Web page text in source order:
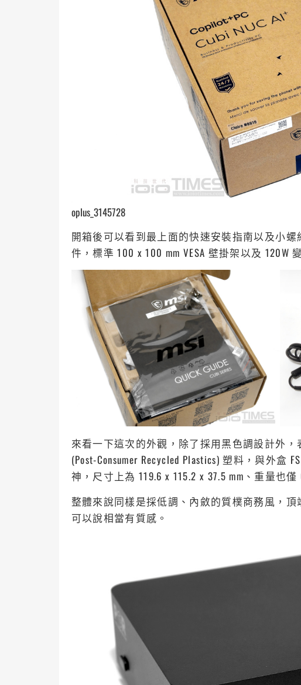
oplus_3145728
開箱後可以看到最上面的快速安裝指南以及小
件，標準 100 x 100 mm VESA 壁掛架以及 120W
來看一下這次的外觀，除了採用黑色調設計外，
(Post-Consumer Recycled Plastics) 塑料，與外盒
神，尺寸上為 119.6 x 115.2 x 37.5 mm、重量也
整體來說同樣是採低調、內斂的質樸商務風，頂
可以說相當有質感。